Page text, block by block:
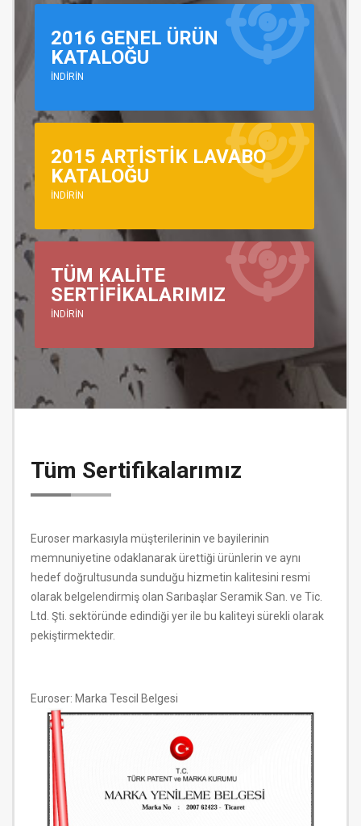
2016 GENEL ÜRÜN
KATALOĞU
İNDİRİN
2015 ARTİSTİK LAVABO
KATALOĞU
İNDİRİN
TÜM KALİTE
SERTİFİKALARIMIZ
İNDİRİN
Tüm Sertifikalarımız
Euroser markasıyla müşterilerinin ve bayilerinin
memnuniyetine odaklanarak ürettiği ürünlerin ve aynı
hedef doğrultusunda sunduğu hizmetin kalitesini resmi
olarak belgelendirmiş olan Sarıbaşlar Seramik San. ve Tic.
Ltd. Şti. sektöründe edindiği yer ile bu kaliteyi sürekli olarak
pekiştirmektedir.
Euroser: Marka Tescil Belgesi